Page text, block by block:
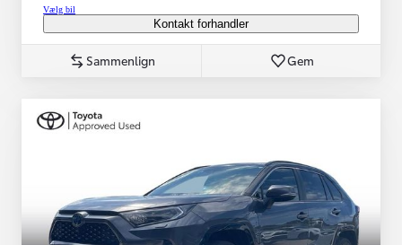
Vælg bil
Kontakt forhandler
Sammenlign Gem